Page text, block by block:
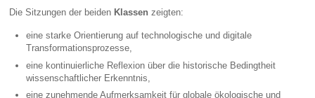
Die Sitzungen der beiden Klassen zeigten:
eine starke Orientierung auf technologische und digitale
Transformationsprozesse,
eine kontinuierliche Reflexion über die historische Bedingtheit
wissenschaftlicher Erkenntnis,
eine zunehmende Aufmerksamkeit für globale ökologische und